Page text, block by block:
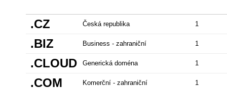
.CZ Česká republika 1
.BIZ Business - zahraniční 1
.CLOUD Generická doména 1
.COM Komerční - zahraniční 1